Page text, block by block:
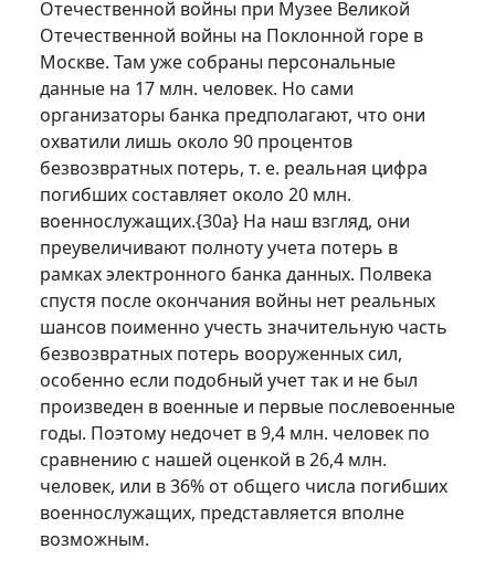
Отечественной войны при Музее Великой
Отечественной войны на Поклонной горе в
Москве. Там уже собраны персональные
данные на 17 млн. человек. Но сами
организаторы банка предполагают, что они
охватили лишь около 90 процентов
безвозвратных потерь, т. е. реальная цифра
погибших составляет около 20 млн.
военнослужащих.{30а} На наш взгляд, они
преувеличивают полноту учета потерь в
рамках электронного банка данных. Полвека
спустя после окончания войны нет реальных
шансов поименно учесть значительную часть
безвозвратных потерь вооруженных сил,
особенно если подобный учет так и не был
произведен в военные и первые послевоенные
годы. Поэтому недочет в 9,4 млн. человек по
сравнению с нашей оценкой в 26,4 млн.
человек, или в 36% от общего числа погибших
военнослужащих, представляется вполне
возможным.